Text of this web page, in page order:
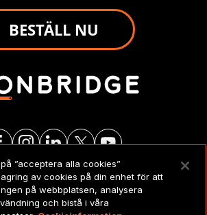
BESTÄLL NU
JURIDISKT
”acceptera alla cookies”
av cookies på din enhet för att
på webbplatsen, analysera
och bistå i våra